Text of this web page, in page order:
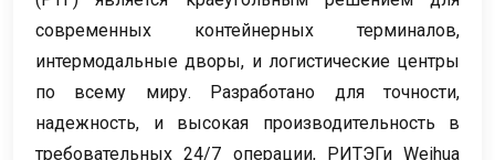
современных контейнерных терминалов,
интермодальные дворы, и логистические центры
по всему миру. Разработано для точности,
надежность, и высокая производительность в
требовательных 24/7 операции, РИТЭГи Weihua